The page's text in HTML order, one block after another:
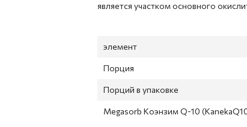
является участком основного
элемент
Порция
Порций в упаковке
Megasorb Коэнзим Q-10